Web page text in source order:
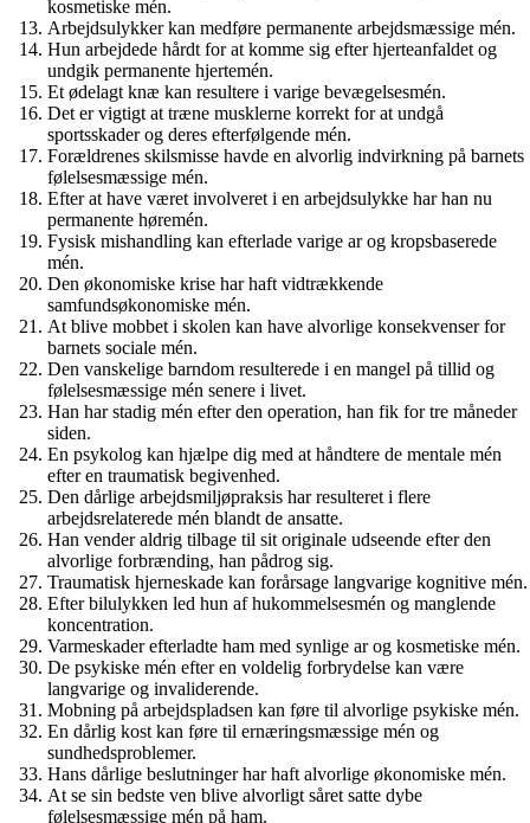
kosmetiske mén.
Arbejdsulykker kan medføre permanente arbejdsmæssige mén.
Hun arbejdede hårdt for at komme sig efter hjerteanfaldet og
undgik permanente hjertemén.
Et ødelagt knæ kan resultere i varige bevægelsesmén.
Det er vigtigt at træne musklerne korrekt for at undgå
sportsskader og deres efterfølgende mén.
Forældrenes skilsmisse havde en alvorlig indvirkning på barnets
følelsesmæssige mén.
Efter at have været involveret i en arbejdsulykke har han nu
permanente høremén.
Fysisk mishandling kan efterlade varige ar og kropsbaserede
mén.
Den økonomiske krise har haft vidtrækkende
samfundsøkonomiske mén.
At blive mobbet i skolen kan have alvorlige konsekvenser for
barnets sociale mén.
Den vanskelige barndom resulterede i en mangel på tillid og
følelsesmæssige mén senere i livet.
Han har stadig mén efter den operation, han fik for tre måneder
siden.
En psykolog kan hjælpe dig med at håndtere de mentale mén
efter en traumatisk begivenhed.
Den dårlige arbejdsmiljøpraksis har resulteret i flere
arbejdsrelaterede mén blandt de ansatte.
Han vender aldrig tilbage til sit originale udseende efter den
alvorlige forbrænding, han pådrog sig.
Traumatisk hjerneskade kan forårsage langvarige kognitive mén.
Efter bilulykken led hun af hukommelsesmén og manglende
koncentration.
Varmeskader efterladte ham med synlige ar og kosmetiske mén.
De psykiske mén efter en voldelig forbrydelse kan være
langvarige og invaliderende.
Mobning på arbejdspladsen kan føre til alvorlige psykiske mén.
En dårlig kost kan føre til ernæringsmæssige mén og
sundhedsproblemer.
Hans dårlige beslutninger har haft alvorlige økonomiske mén.
At se sin bedste ven blive alvorligt såret satte dybe
følelsesmæssige mén på ham.